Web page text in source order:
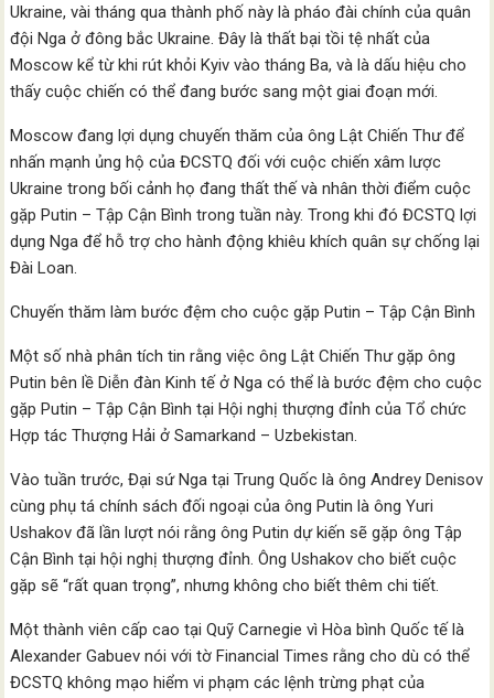
Ukraine, vài tháng qua thành phố này là pháo đài chính của quân
đội Nga ở đông bắc Ukraine. Đây là thất bại tồi tệ nhất của
Moscow kể từ khi rút khỏi Kyiv vào tháng Ba, và là dấu hiệu cho
thấy cuộc chiến có thể đang bước sang một giai đoạn mới.
Moscow đang lợi dụng chuyến thăm của ông Lật Chiến Thư để
nhấn mạnh ủng hộ của ĐCSTQ đối với cuộc chiến xâm lược
Ukraine trong bối cảnh họ đang thất thế và nhân thời điểm cuộc
gặp Putin – Tập Cận Bình trong tuần này. Trong khi đó ĐCSTQ lợi
dụng Nga để hỗ trợ cho hành động khiêu khích quân sự chống lại
Đài Loan.
Chuyến thăm làm bước đệm cho cuộc gặp Putin – Tập Cận Bình
Một số nhà phân tích tin rằng việc ông Lật Chiến Thư gặp ông
Putin bên lề Diễn đàn Kinh tế ở Nga có thể là bước đệm cho cuộc
gặp Putin – Tập Cận Bình tại Hội nghị thượng đỉnh của Tổ chức
Hợp tác Thượng Hải ở Samarkand – Uzbekistan.
Vào tuần trước, Đại sứ Nga tại Trung Quốc là ông Andrey Denisov
cùng phụ tá chính sách đối ngoại của ông Putin là ông Yuri
Ushakov đã lần lượt nói rằng ông Putin dự kiến ​​sẽ gặp ông Tập
Cận Bình tại hội nghị thượng đỉnh. Ông Ushakov cho biết cuộc
gặp sẽ “rất quan trọng”, nhưng không cho biết thêm chi tiết.
Một thành viên cấp cao tại Quỹ Carnegie vì Hòa bình Quốc tế là
Alexander Gabuev nói với tờ Financial Times rằng cho dù có thể
ĐCSTQ không mạo hiểm vi phạm các lệnh trừng phạt của